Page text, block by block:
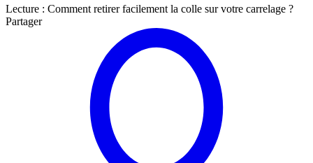
Lecture : Comment retirer facilement la colle sur votre carrelage ?
Partager